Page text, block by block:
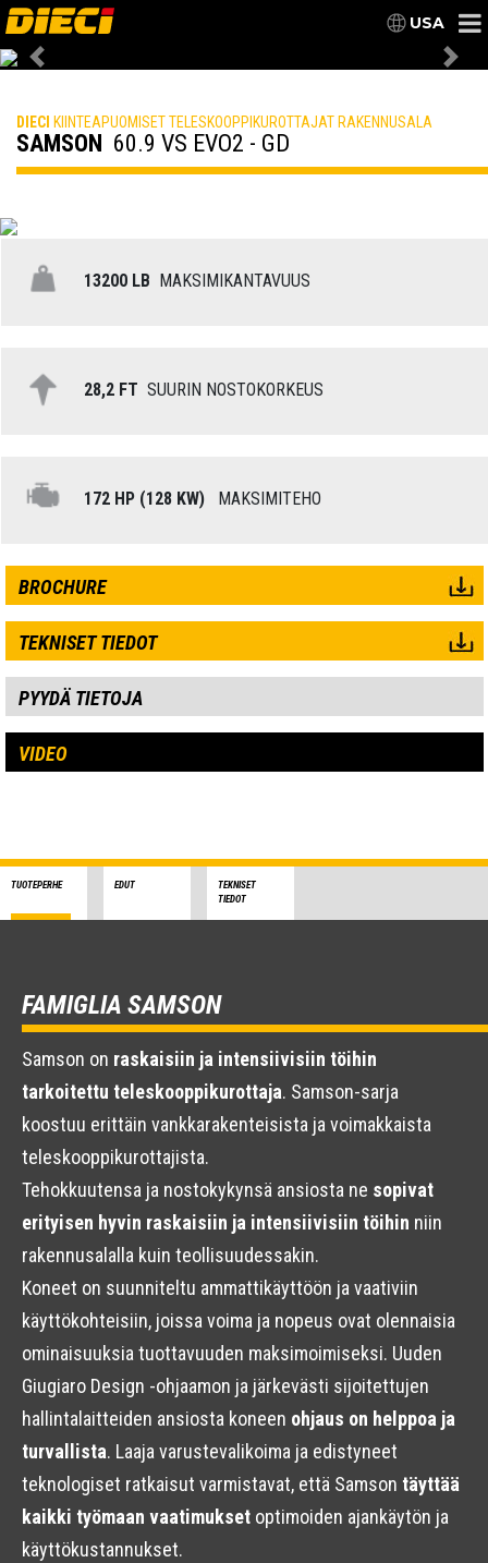
USA
Previous
DIECI KIINTEAPUOMISET TELESKOOPPIKUROTTAJAT RAKENNUSALA
SAMSON 60.9 VS EVO2 - GD
13200 LB MAKSIMIKANTAVUUS
28,2 FT SUURIN NOSTOKORKEUS
172 HP (128 KW) MAKSIMITEHO
BROCHURE
TEKNISET TIEDOT
PYYDÄ TIETOJA
VIDEO
TUOTEPERHE EDUT
TEKNISET
TIEDOT
FAMIGLIA SAMSON
Samson on raskaisiin ja intensiivisiin töihin
tarkoitettu teleskooppikurottaja. Samson-sarja
koostuu erittäin vankkarakenteisista ja voimakkaista
teleskooppikurottajista.
Tehokkuutensa ja nostokykynsä ansiosta ne sopivat
erityisen hyvin raskaisiin ja intensiivisiin töihin niin
rakennusalalla kuin teollisuudessakin.
Koneet on suunniteltu ammattikäyttöön ja vaativiin
käyttökohteisiin, joissa voima ja nopeus ovat olennaisia
ominaisuuksia tuottavuuden maksimoimiseksi. Uuden
Giugiaro Design -ohjaamon ja järkevästi sijoitettujen
hallintalaitteiden ansiosta koneen ohjaus on helppoa ja
turvallista. Laaja varustevalikoima ja edistyneet
teknologiset ratkaisut varmistavat, että Samson täyttää
kaikki työmaan vaatimukset optimoiden ajankäytön ja
käyttökustannukset.